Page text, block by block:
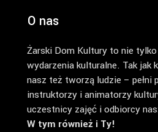
O nas
Żarski Dom Kultury to nie
wydarzenia kulturalne. Tak jak
nasz też tworzą ludzie – pełni
instruktorzy i animatorzy
uczestnicy zajęć i odbiorcy
W tym również i Ty!